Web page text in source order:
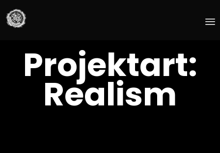
content
Projektart:
Realism